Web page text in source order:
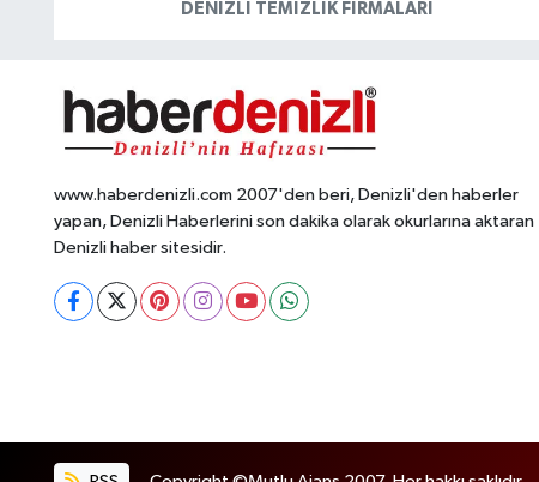
DENIZLI TEMIZLIK FIRMALARI
www.haberdenizli.com 2007'den beri, Denizli'den haberler
yapan, Denizli Haberlerini son dakika olarak okurlarına aktaran
Denizli haber sitesidir.